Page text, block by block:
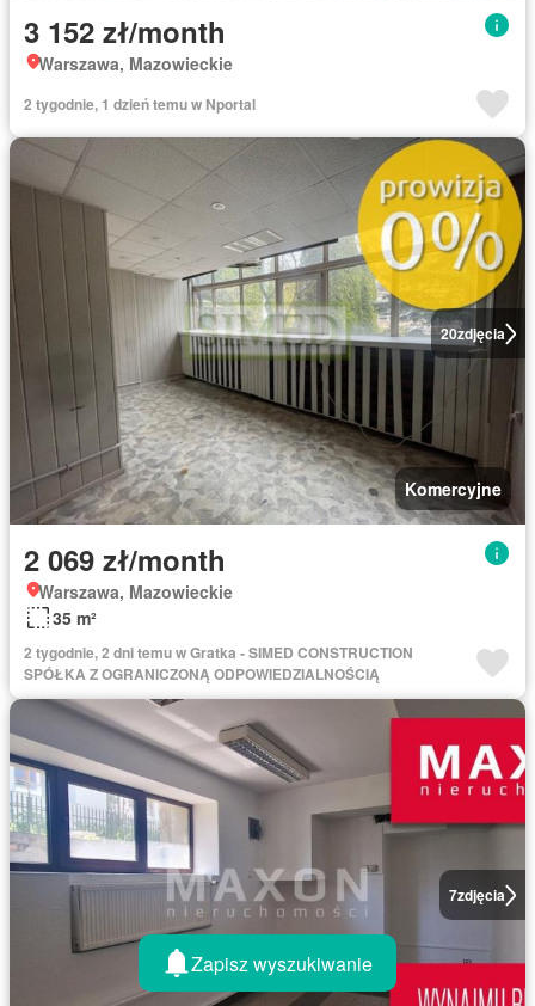
3 152 zł/month
Warszawa, Mazowieckie
2 tygodnie, 1 dzień temu w Nportal
20zdjęcia
Komercyjne
2 069 zł/month
Warszawa, Mazowieckie
35 m²
2 tygodnie, 2 dni temu w Gratka - SIMED CONSTRUCTION
SPÓŁKA Z OGRANICZONĄ ODPOWIEDZIALNOŚCIĄ
7zdjęcia
Zapisz wyszukiwanie